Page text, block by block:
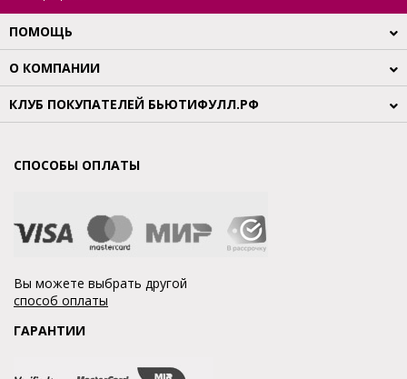
ПОМОЩЬ
О КОМПАНИИ
КЛУБ ПОКУПАТЕЛЕЙ БЬЮТИФУЛЛ.РФ
СПОСОБЫ ОПЛАТЫ
Вы можете выбрать другой
способ оплаты
ГАРАНТИИ